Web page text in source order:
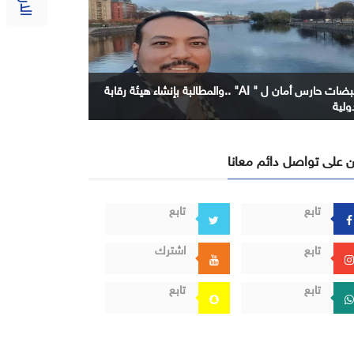
نبضات حارس أمان ل " AI" ..والمطالبة بإنشاء هيئة رقابة
على تواصل دائم معانا
تابع
تابع
تابع
اشترك
تابع
تابع